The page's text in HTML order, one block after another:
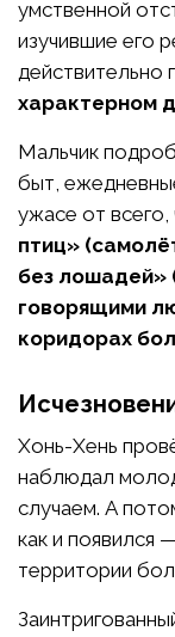
умственной
изучившие его
действительно
характерном
Мальчик
быт,
ужасе от всего,
птиц»
без лошадей»
говорящими
коридорах
Хонь-Хень
наблюдал
случаем. А
как и появился
территории